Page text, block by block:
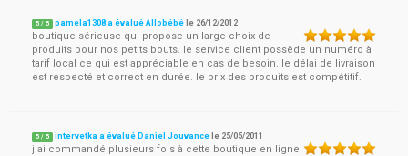
5 / 5 pamela1308 a évalué Allobébé le 26/12/2012
boutique sérieuse qui propose un large choix de
produits pour nos petits bouts. le service client possède un numéro à
tarif local ce qui est appréciable en cas de besoin. le délai de livraison
est respecté et correct en durée. le prix des produits est compétitif.
5 / 5 intervetka a évalué Daniel Jouvance le 25/05/2011
j'ai commandé plusieurs fois à cette boutique en ligne.